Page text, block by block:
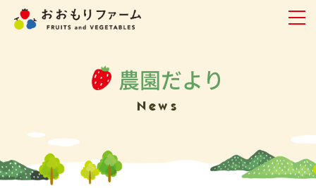
農園だより
News